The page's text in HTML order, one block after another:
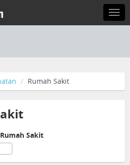
Rumah Sakit
Sakit